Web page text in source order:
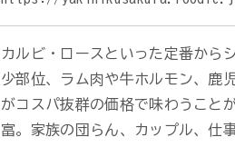
カルビ・ロースといった定番から
少部位、ラム肉や牛ホルモン、鹿
がコスパ抜群の価格で味わうこと
富。家族の団らん、カップル、仕